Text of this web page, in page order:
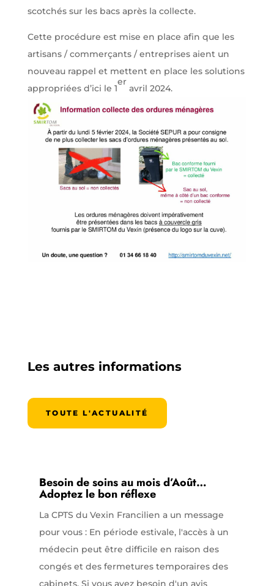
scotchés sur les bacs après la collecte.
Cette procédure est mise en place afin que les
artisans / commerçants / entreprises aient un
nouveau rappel et mettent en place les solutions
appropriées d’ici le 1
er
avril 2024.
Les autres informations
TOUTE L'ACTUALITÉ
Besoin de soins au mois d’Août…
Adoptez le bon réflexe
La CPTS du Vexin Francilien a un message
pour vous : En période estivale, l'accès à un
médecin peut être difficile en raison des
congés et des fermetures temporaires des
cabinets. Si vous avez besoin d'un avis